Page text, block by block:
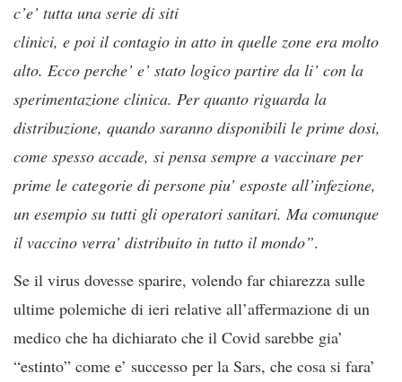
c’e’ tutta una serie di siti
clinici, e poi il contagio in atto in quelle zone era molto
alto. Ecco perche’ e’ stato logico partire da li’ con la
sperimentazione clinica. Per quanto riguarda la
distribuzione, quando saranno disponibili le prime dosi,
come spesso accade, si pensa sempre a vaccinare per
prime le categorie di persone piu’ esposte all’infezione,
un esempio su tutti gli operatori sanitari. Ma comunque
il vaccino verra’ distribuito in tutto il mondo”.
Se il virus dovesse sparire, volendo far chiarezza sulle
ultime polemiche di ieri relative all’affermazione di un
medico che ha dichiarato che il Covid sarebbe gia’
“estinto” come e’ successo per la Sars, che cosa si fara’